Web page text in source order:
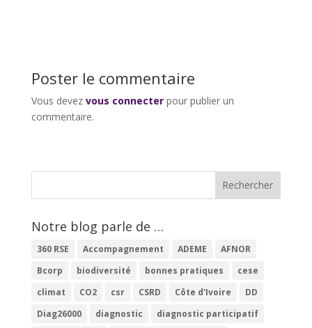
Poster le commentaire
Vous devez vous connecterpour publier un
commentaire.
Notre blog parle de …
360 RSE Accompagnement ADEME
AFNOR
Bcorp
biodiversité bonnes pratiques
cese
climat
CO2 csr CSRD Côte d'Ivoire
DD
Diag26000
diagnostic
diagnostic participatif